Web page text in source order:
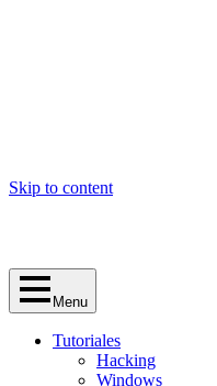
Skip to content
Menu
Tutoriales
Hacking
Windows